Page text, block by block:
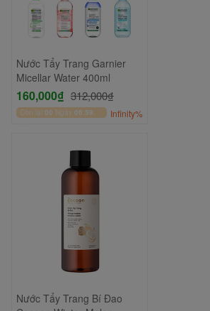
Nước Tẩy Trang Garnier
Micellar Water 400ml
160,000₫ 312,000₫
Còn lại 00 Ngày 06:59:
Infinity%
Nước Tẩy Trang Bí Đao